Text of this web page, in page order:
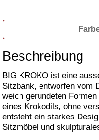
Beschreibung
BIG KROKO ist eine
Sitzbank, entworfen vom
weich gerundeten
eines Krokodils, ohne
entsteht ein starkes
Sitzmöbel und